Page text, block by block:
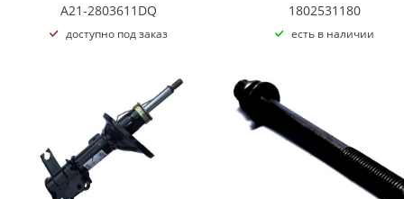
A21-2803611DQ
доступно под заказ
1802531180
есть в наличии